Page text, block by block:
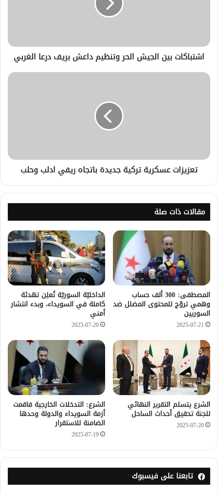
اشتباكات بين الجيش الحر وتنظيم داعش بريف درعا الغربي
تعزيزات عسكرية تركية جديدة باتجاه ريفي ادلب وحلب
مقالات ذات صلة
المصطفى: 300 ألف حساب
وهمي تروّج للمحتوى المضلل ضد
السوريين
2025-07-21
الداخليّة السوريّة تُعلِن تهدئة
كاملة في السويداء، وبدء انتشار
أمني
2025-07-20
الشرع يتسلم التقرير النهائي
للجنة تحقيق أحداث الساحل
2025-07-20
الشرع: التدخلات الخارجية فاقمت
أزمة السويداء والدولة وحدها
الضامنة للاستقرار
2025-07-19
تابعنا على فيسبوك